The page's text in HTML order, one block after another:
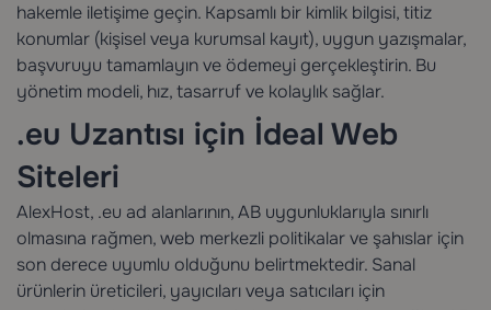
hakemle iletişime geçin. Kapsamlı bir kimlik bilgisi, titiz
konumlar (kişisel veya kurumsal kayıt), uygun yazışmalar,
başvuruyu tamamlayın ve ödemeyi gerçekleştirin. Bu
yönetim modeli, hız, tasarruf ve kolaylık sağlar.
.eu Uzantısı için İdeal Web
Siteleri
AlexHost, .eu ad alanlarının, AB uygunluklarıyla sınırlı
olmasına rağmen, web merkezli politikalar ve şahıslar için
son derece uyumlu olduğunu belirtmektedir. Sanal
ürünlerin üreticileri, yayıcıları veya satıcıları için